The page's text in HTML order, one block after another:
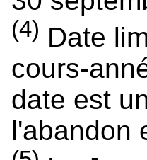
(4) Date
cours-
date est
l'abandon